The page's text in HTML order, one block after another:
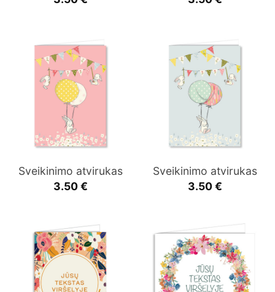
Sveikinimo atvirukas
3.50€
Sveikinimo atvirukas
3.50€